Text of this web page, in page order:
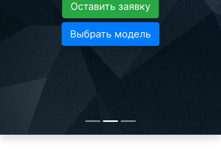
Оставить заявку
Выбрать модель